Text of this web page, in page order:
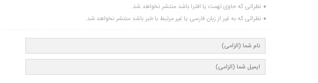
نظراتی که حاوی تهمت یا افترا باشد منتشر نخواهد شد.
نظراتی که به غیر از زبان فارسی یا غیر مرتبط با خبر باشد منتشر نخواهد شد.